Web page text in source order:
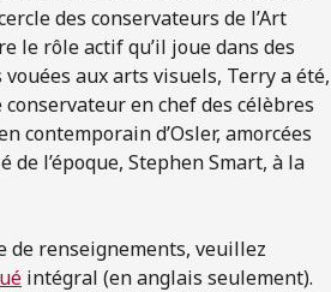
des conservateurs de l’Art
le rôle actif qu’il joue dans des
aux arts visuels, Terry a été,
en chef des célèbres
contemporain d’Osler, amorcées
de l’époque, Stephen Smart, à la
de renseignements, veuillez
intégral (en anglais seulement).